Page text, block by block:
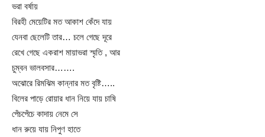
ভরা বর্ষায়
বিরহী মেয়েটির মত আকাশ কেঁদে যায়
যেনবা ছেলেটি তার… চলে গেছে দূরে
রেখে গেছে একরাশ মায়াভরা স্মৃতি , আর
চুম্বন ভালবসার…….
অঝোরে রিমঝিম কান্নার মত বৃষ্টি…..
বিলের পাড়ে রোয়ার ধান নিয়ে যায় চাষি
পেঁচপেঁচে কাদায় নেমে সে
ধান রুয়ে যায় নিপুণ হাতে